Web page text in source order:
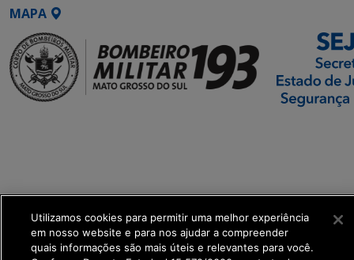
MAPA
Utilizamos cookies para permitir uma melhor experiência
em nosso website e para nos ajudar a compreender
quais informações são mais úteis e relevantes para você.